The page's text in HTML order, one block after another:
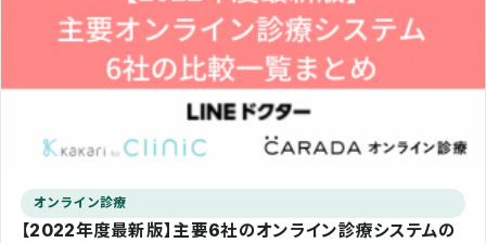
オンライン診療
【2022年度最新版】主要6社のオンライン診療システムの